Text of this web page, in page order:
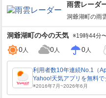
雨雲レーダ
洞爺湖町の雨
洞爺湖町の今の天気 ※19時44分
0人 0人 0人